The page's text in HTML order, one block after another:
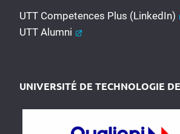
UTT Competences Plus (LinkedIn)
UTT Alumni
UNIVERSITÉ DE TECHNOLOGIE